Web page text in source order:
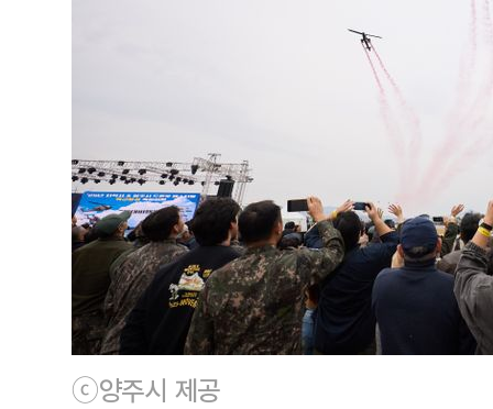
ⓒ양주시 제공